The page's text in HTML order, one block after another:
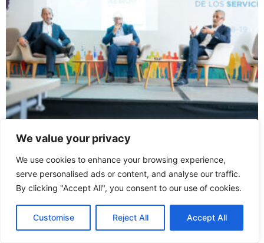
We value your privacy
We use cookies to enhance your browsing experience,
serve personalised ads or content, and analyse our traffic.
By clicking "Accept All", you consent to our use of cookies.
Customise Reject All Accept All